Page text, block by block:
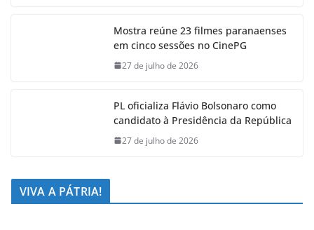
Mostra reúne 23 filmes paranaenses
em cinco sessões no CinePG
27 de julho de 2026
PL oficializa Flávio Bolsonaro como
candidato à Presidência da República
27 de julho de 2026
VIVA A PÁTRIA!